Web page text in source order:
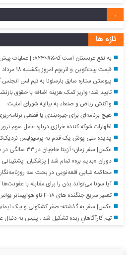
.
تازه ها
به نفع عربستان است که&#۸۲۳۰; | عملیات پیش‌دستانه جواب داد؛ یک واکنش غافلگیرکننده چند وجهی
قیمت بیت‌کوین و اتریوم امروز یکشنبه ۱۸ مرداد ۱۴۰۵
پیوستن ستاره سابق بارسلونا به تیم لس
تایید شد؛ واریز کمک هزینه اضافه با حقوق
واکنش ریاض و صنعاء به بیانیه شورای امنیت
هیچ برنامه‌ای برای جیره‌بندی یا قطعی
اظهارات شوکه کننده خرازی درباره عامل سوم
پدیده ملی پوش یک قدم به پرسپولیس
عکس| سفر زمان؛ آزیتا حاجیان در ۳۳ سالگی در «سفر جادویی»
دوران «بدیم بره» تمام شد | پزشکیان: پشتیبانی از
محاکمه غیابی قلعه‌نویی در بحث سه روزنامه‌نگار در
آیا سونا می‌تواند بدن را برای مقابله با عفونت‌ها آماده‌تر کند؟/ اثر ۳۰
تعمیر سریع جنگنده های F-۱۸ ناو هواپیمابر یواس‌اس آبراهام لینکلن
عکس| سفر به گذشته؛ صفر کشکولی و بیک ایمانوردی در
تیم کارآگاهانِ زبده تشکیل شد ؛ پلیس به